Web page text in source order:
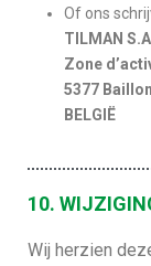
Of ons
TILMAN
Zone
5377
BELGIË
10.
Wij herzien